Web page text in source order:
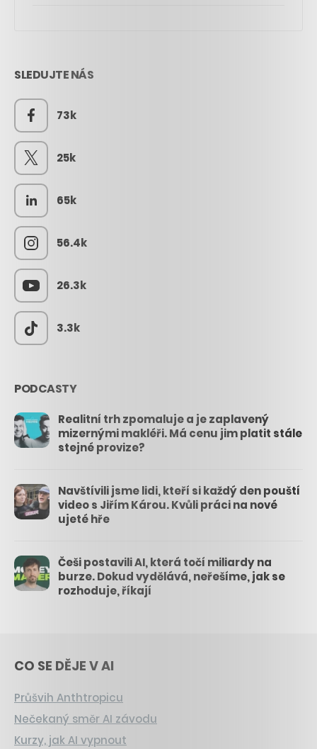
SLEDUJTE NÁS
73k
25k
65k
56.4k
26.3k
3.3k
PODCASTY
Realitní trh zpomaluje a je zaplavený
mizernými makléři. Má cenu jim platit stále
stejné provize?
Navštívili jsme lidi, kteří si každý den pouští
video s Jiřím Károu. Kvůli práci na nové
ujeté hře
Češi postavili AI, která točí miliardy na
burze. Dokud vydělává, neřešíme, jak se
rozhoduje, říkají
CO SE DĚJE V AI
Průšvih Anthtropicu
Nečekaný směr AI závodu
Kurzy, jak AI vypnout